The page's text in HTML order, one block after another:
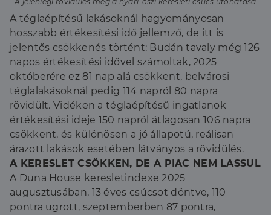
A téglaépítésű lakásoknál hagyományosan
hosszabb értékesítési idő jellemző, de itt is
jelentős csökkenés történt: Budán tavaly még 126
napos értékesítési idővel számoltak, 2025
októberére ez 81 nap alá csökkent, belvárosi
téglalakásoknál pedig 114 napról 80 napra
rövidült. Vidéken a téglaépítésű ingatlanok
értékesítési ideje 150 napról átlagosan 106 napra
csökkent, és különösen a jó állapotú, reálisan
árazott lakások esetében látványos a rövidülés.
A KERESLET CSÖKKEN, DE A PIAC NEM LASSUL
A Duna House keresletindexe 2025
augusztusában, 13 éves csúcsot döntve, 110
pontra ugrott, szeptemberben 87 pontra,